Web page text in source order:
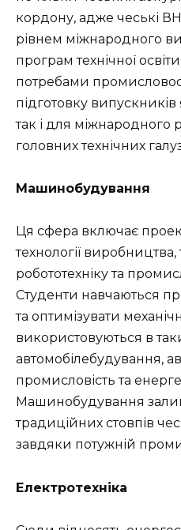
кордону, адже чеські
рівнем міжнародного
програм технічної
потребами
підготовку
так і для міжнародного
головних технічних
Машинобудування
Ця сфера включає
технології
робототехніку та
Студенти навчаються
та оптимізувати
використовуються в
автомобілебудування,
промисловість та
Машинобудування
традиційних стовпів
завдяки потужній
Електротехніка